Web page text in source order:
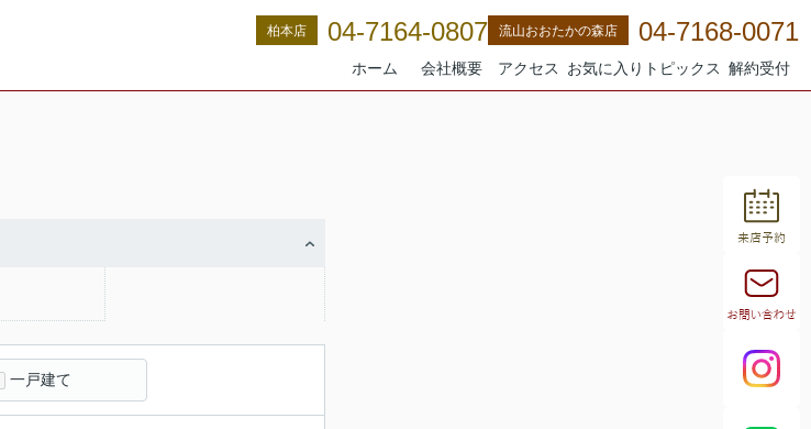
柏本店 04-7164-0807 流山おおたかの森店 04-7168-0071
ホーム 会社概要 アクセス お気に入り トピックス 解約受付
一戸建て